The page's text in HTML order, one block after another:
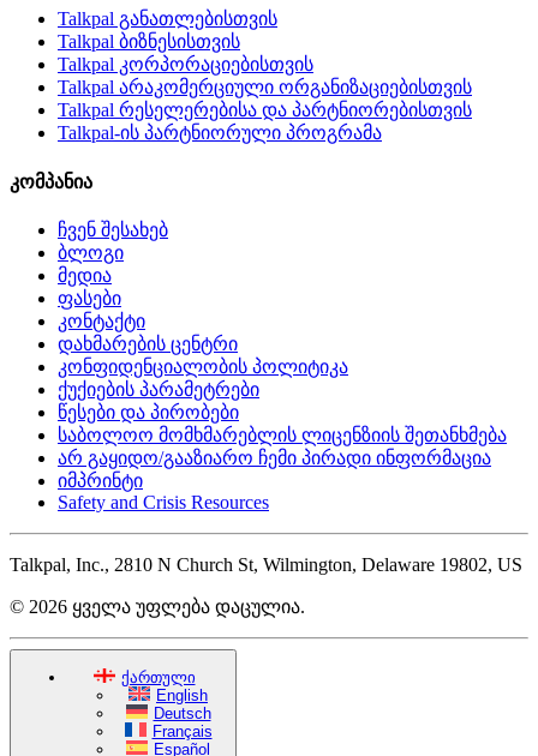
Talkpal განათლებისთვის
Talkpal ბიზნესისთვის
Talkpal კორპორაციებისთვის
Talkpal არაკომერციული ორგანიზაციებისთვის
Talkpal რესელერებისა და პარტნიორებისთვის
Talkpal-ის პარტნიორული პროგრამა
კომპანია
ჩვენ შესახებ
ბლოგი
მედია
ფასები
კონტაქტი
დახმარების ცენტრი
კონფიდენციალობის პოლიტიკა
ქუქიების პარამეტრები
წესები და პირობები
საბოლოო მომხმარებლის ლიცენზიის შეთანხმება
არ გაყიდო/გააზიარო ჩემი პირადი ინფორმაცია
იმპრინტი
Safety and Crisis Resources
Talkpal, Inc., 2810 N Church St, Wilmington, Delaware 19802, US
© 2026 ყველა უფლება დაცულია.
ქართული
English
Deutsch
Français
Español